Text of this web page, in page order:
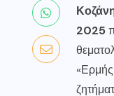
2025